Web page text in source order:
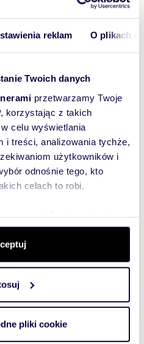
reklam O plikach
Twoich danych
przetwarzamy Twoje
korzystając z takich
celu wyświetlania
i treści, analizowania tychże,
użytkowników i
odnośnie tego, kto
celach to robi.
własne preferencje w
plików cookie możesz
w dowolnej chwili.
do spersonalizowania treści
społecznościowe i
udostępniamy partnerom
pliki cookie
zł/m
Fabryczna,
LUB DO ZAMIESZKANIA
BLISKO MPK I ZIELENI
w świetnej ...